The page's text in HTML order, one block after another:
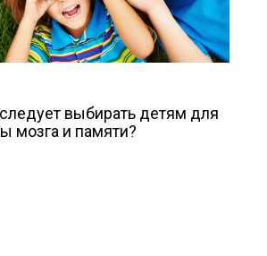
выбирать детям для
мозга и памяти?